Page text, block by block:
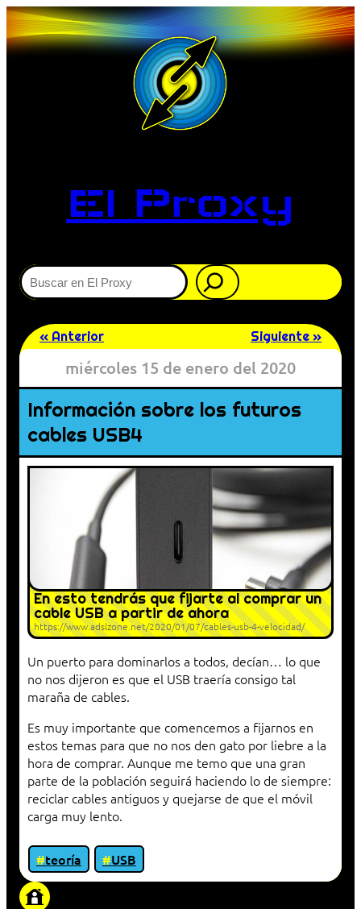
El Proxy
Buscar
« Anterior Siguiente »
miércoles 15 de enero del 2020
Información sobre los futuros
cables USB4
En esto tendrás que fijarte al comprar un
cable USB a partir de ahora
https://www.adslzone.net/2020/01/07/cables-usb-4-velocidad/
Un puerto para dominarlos a todos, decían… lo que
no nos dijeron es que el USB traería consigo tal
maraña de cables.
Es muy importante que comencemos a fijarnos en
estos temas para que no nos den gato por liebre a la
hora de comprar. Aunque me temo que una gran
parte de la población seguirá haciendo lo de siempre:
reciclar cables antiguos y quejarse de que el móvil
carga muy lento.
teoría
USB